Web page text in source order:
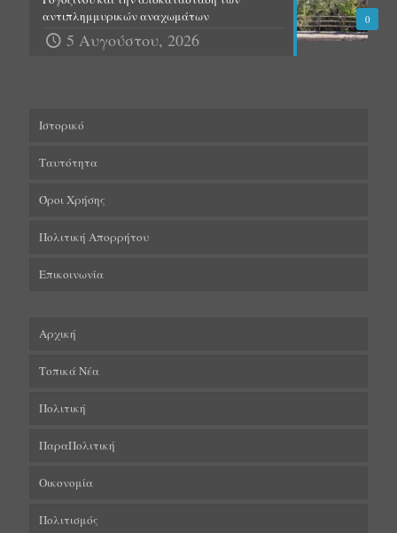
0
αντιπλημμυρικών αναχωμάτων
5 Αυγούστου, 2026
Ιστορικό
Ταυτότητα
Όροι Χρήσης
Πολιτική Απορρήτου
Επικοινωνία
Αρχική
Τοπικά Νέα
Πολιτική
ΠαραΠολιτική
Οικονομία
Πολιτισμός